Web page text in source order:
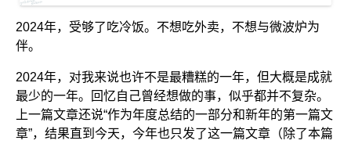
2024年，受够了吃冷饭。不想吃外卖，不想与微波炉为
伴。
2024年，对我来说也许不是最糟糕的一年，但大概是成就
最少的一年。回忆自己曾经想做的事，似乎都并不复杂。
上一篇文章还说“作为年度总结的一部分和新年的第一篇文
章”，结果直到今天，今年也只发了这一篇文章（除了本篇